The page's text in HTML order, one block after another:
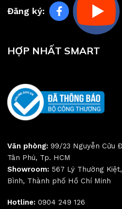
Đăng ký:
HỢP NHẤT SMART
Văn phòng: 99/23 Nguyễn Cửu
Tân Phú, Tp. HCM
Showroom: 567 Lý Thường
Bình, Thành phố Hồ Chí Minh
Hotline: 0904 249 126